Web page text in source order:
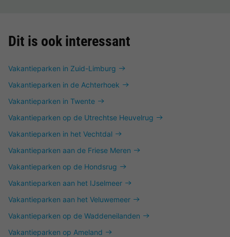
Dit is ook interessant
Vakantieparken in Zuid-Limburg
Vakantieparken in de Achterhoek
Vakantieparken in Twente
Vakantieparken op de Utrechtse Heuvelrug
Vakantieparken in het Vechtdal
Vakantieparken aan de Friese Meren
Vakantieparken op de Hondsrug
Vakantieparken aan het IJselmeer
Vakantieparken aan het Veluwemeer
Vakantieparken op de Waddeneilanden
Vakantieparken op Ameland